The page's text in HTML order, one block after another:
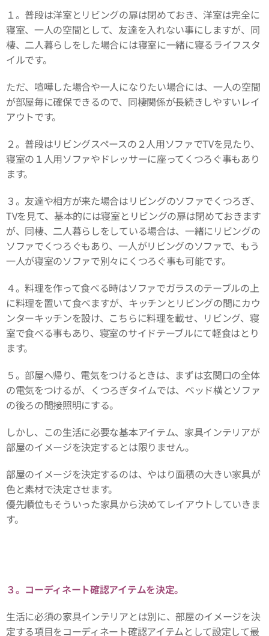
１。普段は洋室とリビングの扉は閉めておき、洋室は完全に
寝室、一人の空間として、友達を入れない事にしますが、同
棲、二人暮らしをした場合には寝室に一緒に寝るライフスタ
イルです。
ただ、喧嘩した場合や一人になりたい場合には、一人の空間
が部屋毎に確保できるので、同棲関係が長続きしやすいレイ
アウトです。
２。普段はリビングスペースの２人用ソファでTVを見たり、
寝室の１人用ソファやドレッサーに座ってくつろぐ事もあり
ます。
３。友達や相方が来た場合はリビングのソファでくつろぎ、
TVを見て、基本的には寝室とリビングの扉は閉めておきます
が、同棲、二人暮らしをしている場合は、一緒にリビングの
ソファでくつろぐもあり、一人がリビングのソファで、もう
一人が寝室のソファで別々にくつろぐ事も可能です。
４。料理を作って食べる時はソファでガラスのテーブルの上
に料理を置いて食べますが、キッチンとリビングの間にカウ
ンターキッチンを設け、こちらに料理を載せ、リビング、寝
室で食べる事もあり、寝室のサイドテーブルにて軽食はとり
ます。
５。部屋へ帰り、電気をつけるときは、まずは玄関口の全体
の電気をつけるが、くつろぎタイムでは、ベッド横とソファ
の後ろの間接照明にする。
しかし、この生活に必要な基本アイテム、家具インテリアが
部屋のイメージを決定するとは限りません。
部屋のイメージを決定するのは、やはり面積の大きい家具が
色と素材で決定させます。
優先順位もそういった家具から決めてレイアウトしていきま
す。
３。コーディネート確認アイテムを決定。
生活に必須の家具インテリアとは別に、部屋のイメージを決
定する項目をコーディネート確認アイテムとして設定して最